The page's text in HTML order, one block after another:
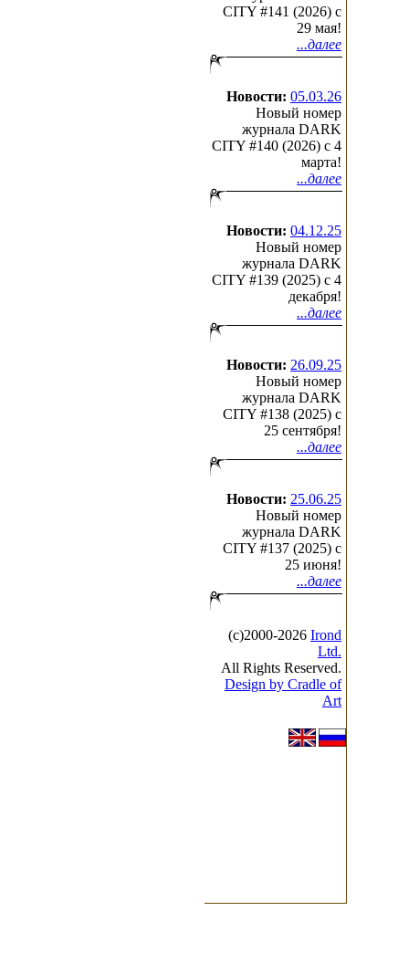
CITY #141 (2026) c
29 мая!
...далее
Новости: 05.03.26
Новый номер
журнала DARK
CITY #140 (2026) c 4
марта!
...далее
Новости: 04.12.25
Новый номер
журнала DARK
CITY #139 (2025) c 4
декабря!
...далее
Новости: 26.09.25
Новый номер
журнала DARK
CITY #138 (2025) c
25 сентября!
...далее
Новости: 25.06.25
Новый номер
журнала DARK
CITY #137 (2025) c
25 июня!
...далее
(с)2000-2026 Irond
Ltd.
All Rights Reserved.
Design by Cradle of
Art